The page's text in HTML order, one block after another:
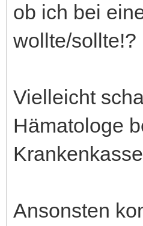
ob ich bei
wollte/sollte!?
Vielleicht
Hämatologe
Ansonsten